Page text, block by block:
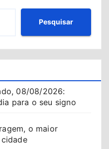
Pesquisar
08/08/2026:
para o seu signo
o maior